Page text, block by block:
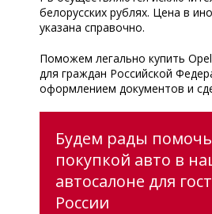
белорусских рублях. Цена в
указана справочно.
Поможем легально купить
для граждан Российской
оформлением документов и
Будем рады
покупкой авто в
автосалоне для
России